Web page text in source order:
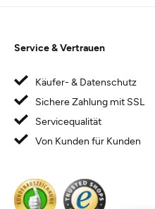
Service & Vertrauen
Käufer- & Datenschutz
Sichere Zahlung mit SSL
Servicequalität
Von Kunden für Kunden